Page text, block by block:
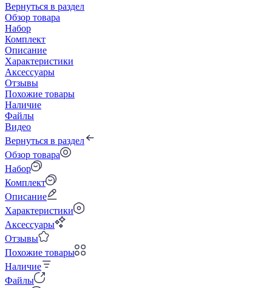
Вернуться в раздел
Обзор товара
Набор
Комплект
Описание
Характеристики
Аксессуары
Отзывы
Похожие товары
Наличие
Файлы
Видео
Вернуться в раздел
Обзор товара
Набор
Комплект
Описание
Характеристики
Аксессуары
Отзывы
Похожие товары
Наличие
Файлы